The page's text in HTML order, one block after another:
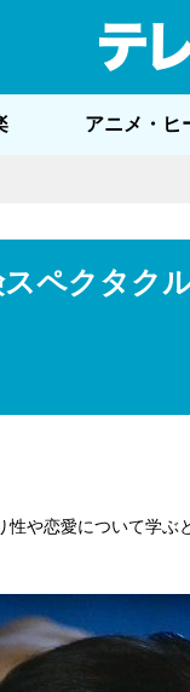
アニメ・ヒ
ペクタク
や恋愛について学